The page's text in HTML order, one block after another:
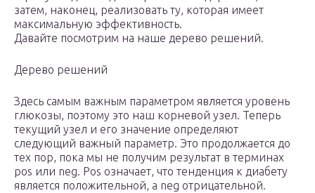
затем, наконец, реализовать ту, которая имеет
максимальную эффективность.
Давайте посмотрим на наше дерево решений.
Дерево решений
Здесь самым важным параметром является уровень
глюкозы, поэтому это наш корневой узел. Теперь
текущий узел и его значение определяют
следующий важный параметр. Это продолжается до
тех пор, пока мы не получим результат в терминах
pos или neg. Pos означает, что тенденция к диабету
является положительной, а neg отрицательной.